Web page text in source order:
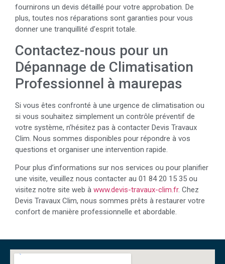
fournirons un devis détaillé pour votre approbation. De
plus, toutes nos réparations sont garanties pour vous
donner une tranquillité d’esprit totale.
Contactez-nous pour un
Dépannage de Climatisation
Professionnel à maurepas
Si vous êtes confronté à une urgence de climatisation ou
si vous souhaitez simplement un contrôle préventif de
votre système, n’hésitez pas à contacter Devis Travaux
Clim. Nous sommes disponibles pour répondre à vos
questions et organiser une intervention rapide.
Pour plus d’informations sur nos services ou pour planifier
une visite, veuillez nous contacter au 01 84 20 15 35 ou
visitez notre site web à www.devis-travaux-clim.fr. Chez
Devis Travaux Clim, nous sommes prêts à restaurer votre
confort de manière professionnelle et abordable.